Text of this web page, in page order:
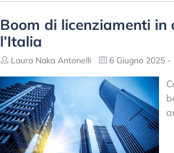
Boom di licenziamenti in
l’Italia
Laura Naka Antonelli 6 Giugno 2025 -